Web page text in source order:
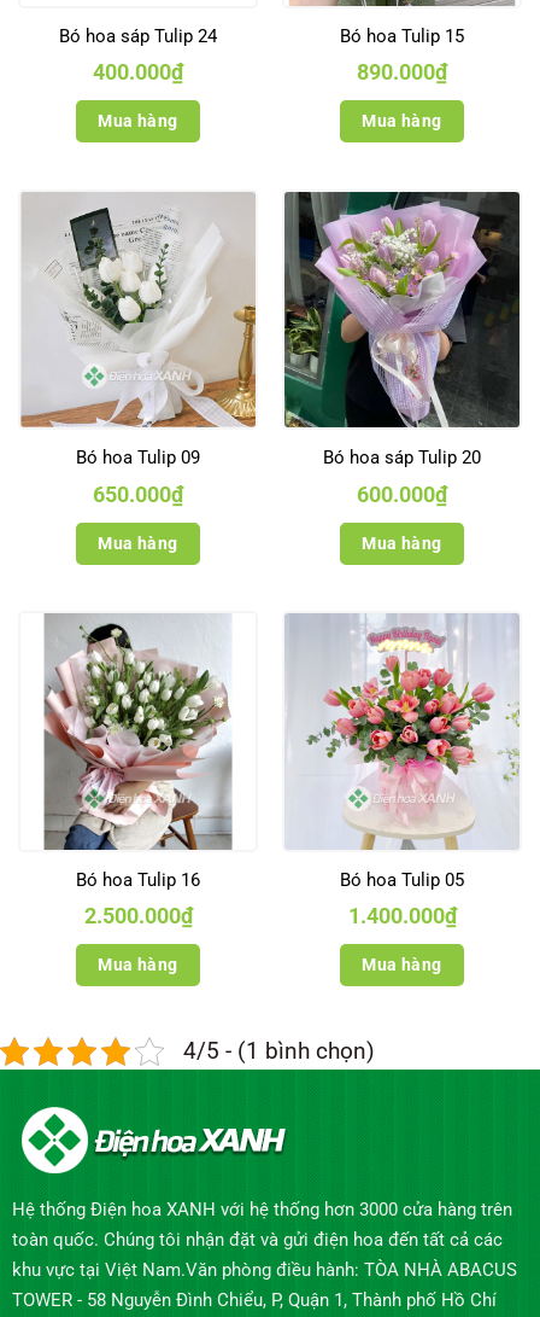
Bó hoa sáp Tulip 24
400.000₫
Mua hàng
Bó hoa Tulip 15
890.000₫
Mua hàng
Bó hoa Tulip 09
650.000₫
Mua hàng
Bó hoa sáp Tulip 20
600.000₫
Mua hàng
Bó hoa Tulip 16
2.500.000₫
Mua hàng
Bó hoa Tulip 05
1.400.000₫
Mua hàng
4/5 - (1 bình chọn)
Hệ thống Điện hoa XANH với hệ thống hơn 3000 cửa hàng trên
toàn quốc. Chúng tôi nhận đặt và gửi điện hoa đến tất cả các
khu vực tại Việt Nam.Văn phòng điều hành: TÒA NHÀ ABACUS
TOWER - 58 Nguyễn Đình Chiểu, P, Quận 1, Thành phố Hồ Chí